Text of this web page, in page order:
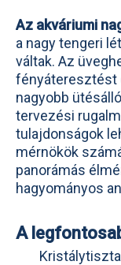
Az akváriumi
a nagy tengeri
váltak. Az
fényáteresztést
nagyobb
tervezési
tulajdonságok
mérnökök
panorámás
hagyományos
A